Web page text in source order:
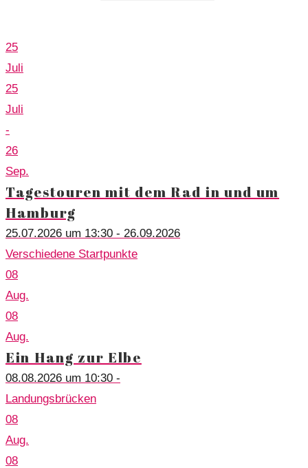
25
Juli
25
Juli
-
26
Sep.
Tagestouren mit dem Rad in und um
Hamburg
25.07.2026 um 13:30 - 26.09.2026
Verschiedene Startpunkte
08
Aug.
08
Aug.
Ein Hang zur Elbe
08.08.2026 um 10:30 -
Landungsbrücken
08
Aug.
08